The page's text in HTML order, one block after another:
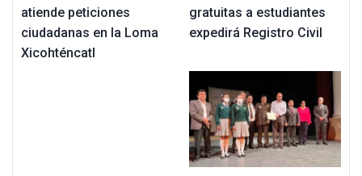
atiende peticiones
ciudadanas en la Loma
Xicohténcatl
gratuitas a estudiantes
expedirá Registro Civil